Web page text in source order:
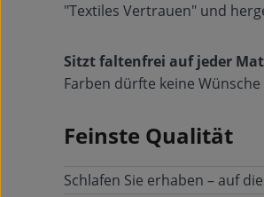
"Textiles Vertrauen" und
Sitzt faltenfrei auf jeder
Farben dürfte keine
Feinste Qualität
Schlafen Sie erhaben – auf